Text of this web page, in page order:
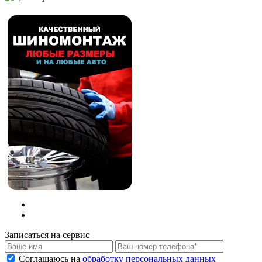
Записаться на сервис
Соглашаюсь на обработку персональных данных